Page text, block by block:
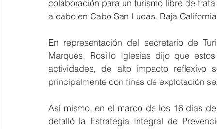
colaboración para un turismo libre de
a cabo en Cabo San Lucas, Baja
En representación del secretario de
Marqués, Rosillo Iglesias dijo que
actividades, de alto impacto reflexivo
principalmente con fines de explotación
Así mismo, en el marco de los 16 días
detalló la Estrategia Integral de